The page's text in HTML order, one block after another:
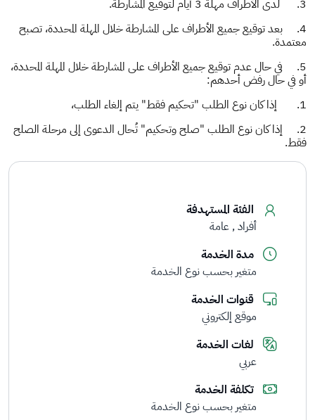
3.
لدى الأطراف مهلة 3 أيام لتوقيع المشارطة.
4.
بعد توقيع جميع الأطراف على المشارطة خلال المهلة المحددة، تصبح
معتمدة.
5.
في حال عدم توقيع جميع الأطراف على المشارطة خلال المهلة المحددة،
أو في حال رفض أحدهم:
1.
إذا كان نوع الطلب "تحكيم فقط" يتم إلغاء الطلب،
2.
إذا كان نوع الطلب "صلح وتحكيم" تُحال الدعوى إلى مرحلة الصلح
فقط.
الفئة المستهدفة
أفراد عامة
مدة الخدمة
متغير بحسب نوع الخدمة
قنوات الخدمة
موقع إلكتروني
لغات الخدمة
عربي
تكلفة الخدمة
متغير بحسب نوع الخدمة